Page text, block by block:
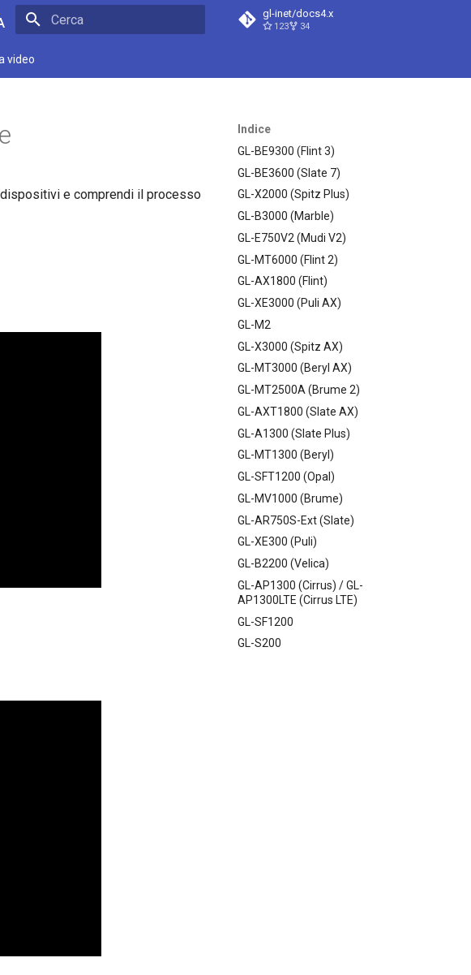
gl-inet/docs4.x
123 34
video
Indice
GL-BE9300 (Flint 3)
GL-BE3600 (Slate 7)
GL-X2000 (Spitz Plus)
GL-B3000 (Marble)
GL-E750V2 (Mudi V2)
GL-MT6000 (Flint 2)
GL-AX1800 (Flint)
GL-XE3000 (Puli AX)
GL-M2
GL-X3000 (Spitz AX)
GL-MT3000 (Beryl AX)
GL-MT2500A (Brume 2)
GL-AXT1800 (Slate AX)
GL-A1300 (Slate Plus)
GL-MT1300 (Beryl)
GL-SFT1200 (Opal)
GL-MV1000 (Brume)
GL-AR750S-Ext (Slate)
GL-XE300 (Puli)
GL-B2200 (Velica)
GL-AP1300 (Cirrus) / GL-
AP1300LTE (Cirrus LTE)
GL-SF1200
GL-S200
e comprendi il processo